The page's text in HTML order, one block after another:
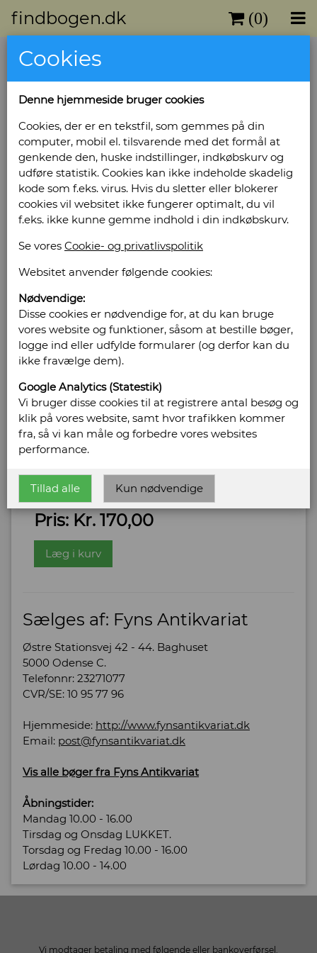
findbogen.dk (0)
50 års kunst på SDU
Forlag: Syddansk Universitetsforlag - Udgivet
år: 2016 - Antal bind: 1 - Oplag: 1 - Antal sider:
207 - Indbinding: Illustreret kartonbind.Stort
format - Tilstand: Pænt eksemplar - ISBN:
9788776749651
Bog ID: 123669
Gengivelse af værker fra Syddansk Universitets
samling af samtidskunst
Pris: Kr. 170,00
Læg i kurv
Sælges af: Fyns Antikvariat
Østre Stationsvej 42 - 44. Baghuset
5000 Odense C.
Telefonnr: 23271077
CVR/SE: 10 95 77 96
Hjemmeside: http://www.fynsantikvariat.dk
Email: post@fynsantikvariat.dk
Vis alle bøger fra Fyns Antikvariat
Åbningstider:
Mandag 10.00 - 16.00
Tirsdag og Onsdag LUKKET.
Torsdag og Fredag 10.00 - 16.00
Lørdag 10.00 - 14.00
Vi modtager betaling med følgende eller bankoverførsel.
Cookies
Denne hjemmeside bruger cookies
Cookies, der er en tekstfil, som gemmes på din
computer, mobil el. tilsvarende med det formål at
genkende den, huske indstillinger, indkøbskurv og
udføre statistik. Cookies kan ikke indeholde skadelig
kode som f.eks. virus. Hvis du sletter eller blokerer
cookies vil websitet ikke fungerer optimalt, du vil
f.eks. ikke kunne gemme indhold i din indkøbskurv.
Se vores Cookie- og privatlivspolitik
Websitet anvender følgende cookies:
Nødvendige:
Disse cookies er nødvendige for, at du kan bruge
vores website og funktioner, såsom at bestille bøger,
logge ind eller udfylde formularer (og derfor kan du
ikke fravælge dem).
Google Analytics (Statestik)
Vi bruger disse cookies til at registrere antal besøg og
klik på vores website, samt hvor trafikken kommer
fra, så vi kan måle og forbedre vores websites
performance.
Tillad alle Kun nødvendige